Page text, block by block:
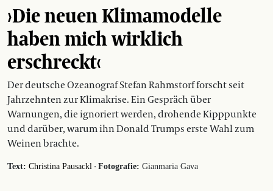
›Die neuen Klimamodelle
haben mich wirklich
erschreckt‹
Der deutsche Ozeanograf Stefan Rahmstorf forscht seit
Jahrzehnten zur Klimakrise. Ein Gespräch über
Warnungen, die ignoriert werden, drohende Kipppunkte
und darüber, warum ihn Donald Trumps erste Wahl zum
Weinen brachte.
Text: Christina Pausackl · Fotografie: Gianmaria Gava